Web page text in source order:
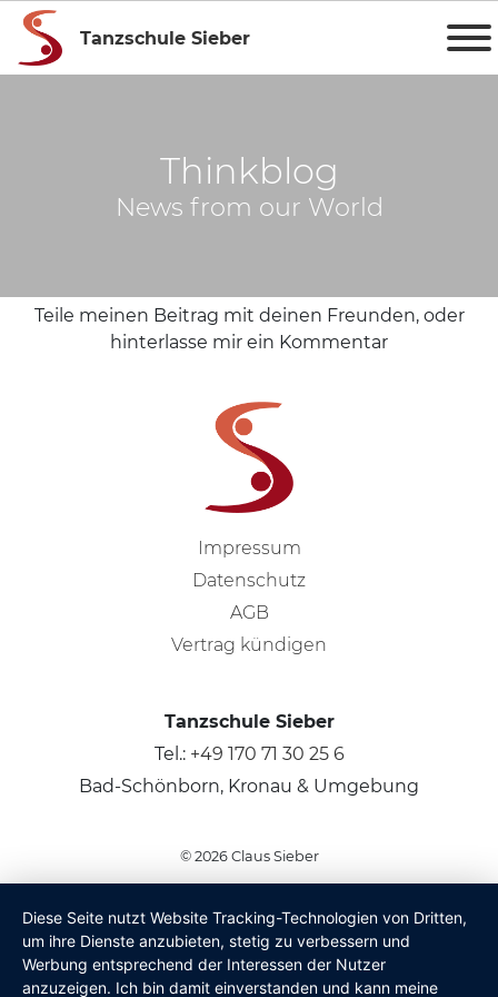
Tanzschule Sieber
Thinkblog
News from our World
Teile meinen Beitrag mit deinen Freunden, oder
hinterlasse mir ein Kommentar
Impressum
Datenschutz
AGB
Vertrag kündigen
Tanzschule Sieber
Tel.: +49 170 71 30 25 6
Bad-Schönborn, Kronau & Umgebung
© 2026 Claus Sieber
Diese Seite nutzt Website Tracking-Technologien von Dritten,
um ihre Dienste anzubieten, stetig zu verbessern und
Werbung entsprechend der Interessen der Nutzer
anzuzeigen. Ich bin damit einverstanden und kann meine